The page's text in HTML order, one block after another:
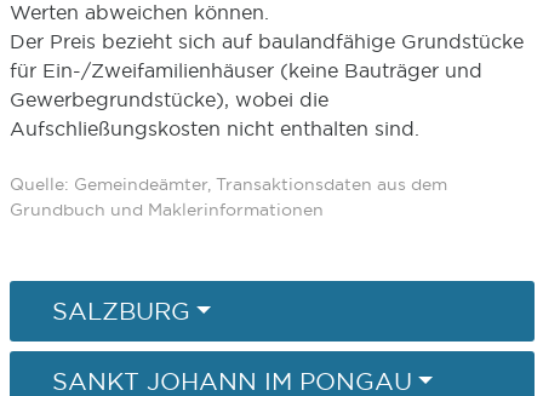
Werten abweichen können.
Der Preis bezieht sich auf baulandfähige Grundstücke
für Ein-/Zweifamilienhäuser (keine Bauträger und
Gewerbegrundstücke), wobei die
Aufschließungskosten nicht enthalten sind.
Quelle: Gemeindeämter, Transaktionsdaten aus dem
Grundbuch und Maklerinformationen
SALZBURG
SANKT JOHANN IM PONGAU